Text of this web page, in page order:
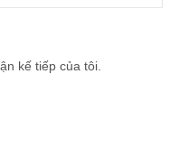
kế tiếp của tôi.